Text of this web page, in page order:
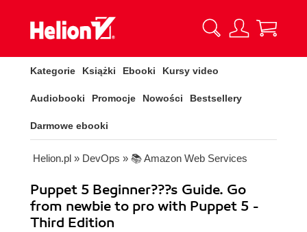
Kategorie Książki Ebooki Kursy video
Audiobooki Promocje Nowości Bestsellery
Darmowe ebooki
Helion.pl » DevOps » 📚 Amazon Web Services
Puppet 5 Beginner???s Guide. Go
from newbie to pro with Puppet 5 -
Third Edition